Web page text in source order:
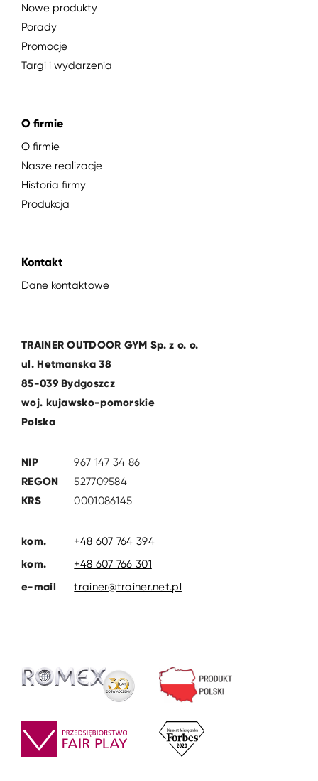
Nowe produkty
Porady
Promocje
Targi i wydarzenia
O firmie
O firmie
Nasze realizacje
Historia firmy
Produkcja
Kontakt
Dane kontaktowe
TRAINER OUTDOOR GYM Sp. z o. o.
ul. Hetmanska 38
85-039 Bydgoszcz
woj. kujawsko-pomorskie
Polska
NIP
967 147 34 86
REGON
527709584
KRS
0001086145
kom.
+48 607 764 394
kom.
+48 607 766 301
e-mail
trainer@trainer.net.pl